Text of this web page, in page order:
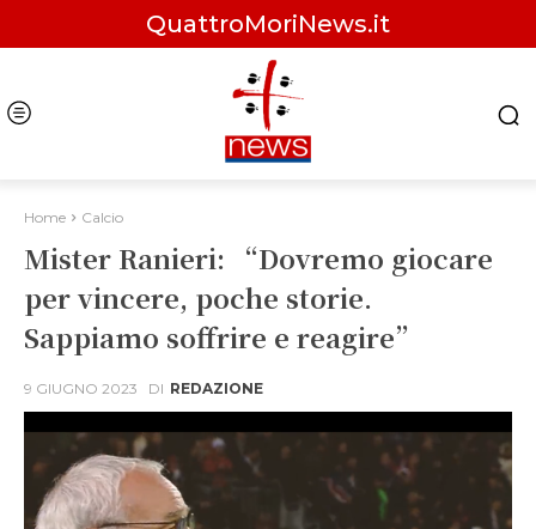
QuattroMoriNews.it
Home Calcio
Mister Ranieri: “Dovremo giocare
per vincere, poche storie.
Sappiamo soffrire e reagire”
9 GIUGNO 2023 DI REDAZIONE